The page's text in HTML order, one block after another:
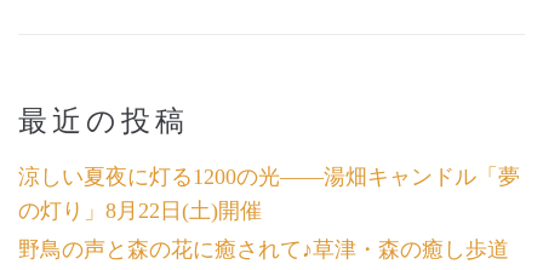
最近の投稿
涼しい夏夜に灯る1200の光――湯畑キャンドル「夢
の灯り」8月22日(土)開催
野鳥の声と森の花に癒されて♪草津・森の癒し歩道